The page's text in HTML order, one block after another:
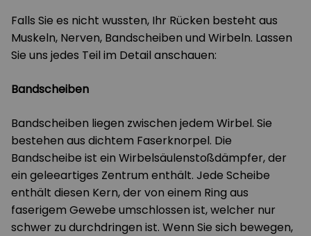
Falls Sie es nicht wussten, Ihr Rücken besteht aus
Muskeln, Nerven, Bandscheiben und Wirbeln. Lassen
Sie uns jedes Teil im Detail anschauen:
Bandscheiben
Bandscheiben liegen zwischen jedem Wirbel. Sie
bestehen aus dichtem Faserknorpel. Die
Bandscheibe ist ein Wirbelsäulenstoßdämpfer, der
ein geleeartiges Zentrum enthält. Jede Scheibe
enthält diesen Kern, der von einem Ring aus
faserigem Gewebe umschlossen ist, welcher nur
schwer zu durchdringen ist. Wenn Sie sich bewegen,